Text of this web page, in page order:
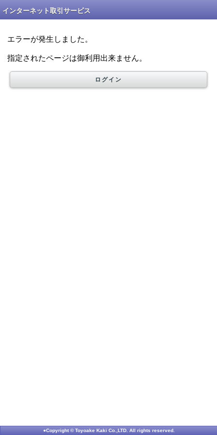
インターネット取引サービス
エラーが発生しました。
指定されたページは御利用出来ません。
ログイン
●Copyright © Toyoake Kaki Co.,LTD. All rights reserved.